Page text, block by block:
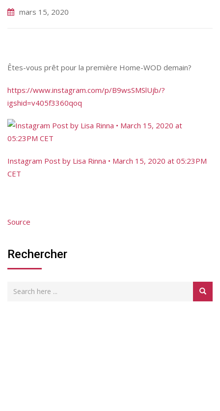
mars 15, 2020
Êtes-vous prêt pour la première Home-WOD demain?
https://www.instagram.com/p/B9wsSMSlUjb/?
igshid=v405f3360qoq
Instagram Post by Lisa Rinna • March 15, 2020 at 05:23PM
CET
Source
Rechercher